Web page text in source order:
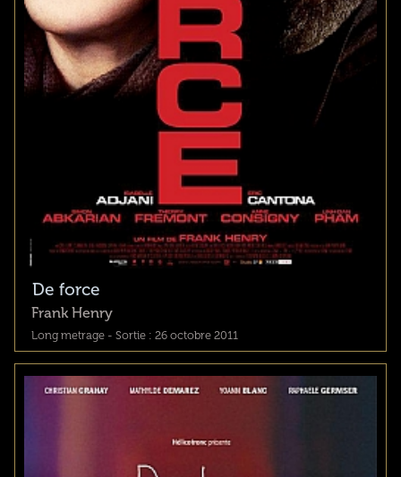
De force
Frank Henry
Long metrage - Sortie : 26 octobre 2011